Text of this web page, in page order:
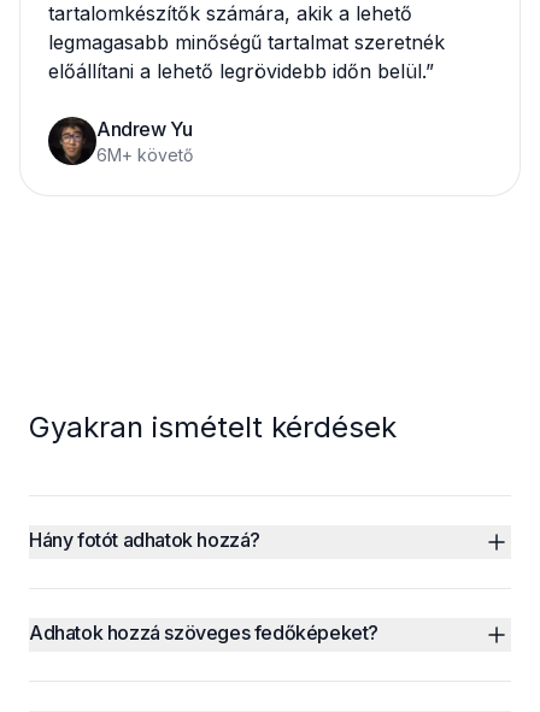
tartalomkészítők számára, akik a lehető
legmagasabb minőségű tartalmat szeretnék
előállítani a lehető legrövidebb időn belül.”
Andrew Yu
6M+ követő
Gyakran ismételt kérdések
Hány fotót adhatok hozzá?
Adhatok hozzá szöveges fedőképeket?